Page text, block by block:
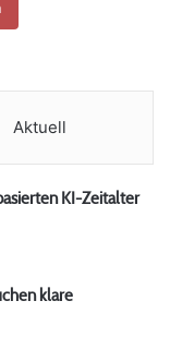
Aktuell
KI-Zeitalter
klare